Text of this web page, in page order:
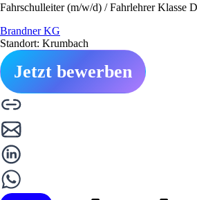
Fahrschulleiter (m/w/d) / Fahrlehrer Klasse
Brandner KG
Standort: Krumbach
Jetzt bewerben